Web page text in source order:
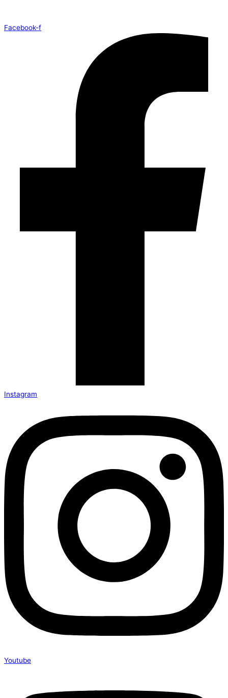
Facebook-f
Instagram
Youtube